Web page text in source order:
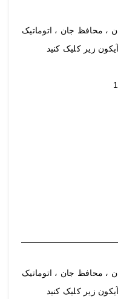
محافظ جان ، اتوماتیک
زیر کلیک کنید
محافظ جان ، اتوماتیک
زیر کلیک کنید